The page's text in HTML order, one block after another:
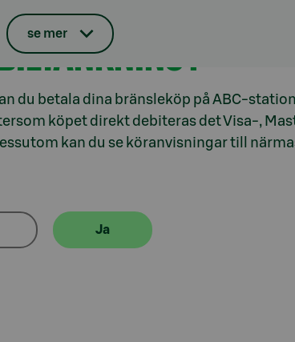
se mer
du betala dina bränsleköp på ABC-
köpet direkt debiteras det Visa-,
kan du se köranvisningar till
Ja